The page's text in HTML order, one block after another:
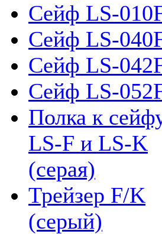
Сейф LS-
Сейф LS-
Сейф LS-
Сейф LS-
Полка к
LS-F и LS-K
(серая)
Трейзер F/K
(серый)